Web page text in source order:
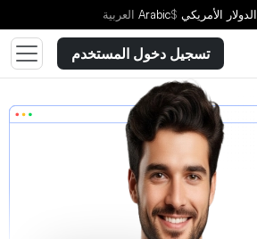
الدولار الأمريكي $
Arabic العربية
تسجيل دخول المستخدم